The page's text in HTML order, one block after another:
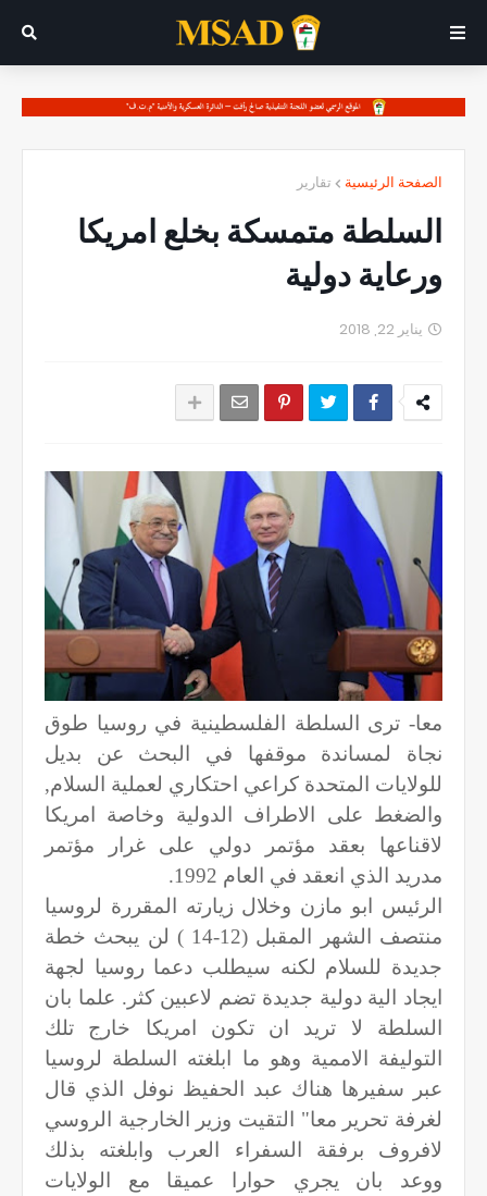
الصفحة الرئيسية تقارير
السلطة متمسكة بخلع امريكا
ورعاية دولية
يناير 22, 2018
معا- ترى السلطة الفلسطينية في روسيا طوق
نجاة لمساندة موقفها في البحث عن بديل
للولايات المتحدة كراعي احتكاري لعملية السلام,
والضغط على الاطراف الدولية وخاصة امريكا
لاقناعها بعقد مؤتمر دولي على غرار مؤتمر
مدريد الذي انعقد في العام 1992.
الرئيس ابو مازن وخلال زيارته المقررة لروسيا
منتصف الشهر المقبل (12-14 ) لن يبحث خطة
جديدة للسلام لكنه سيطلب دعما روسيا لجهة
ايجاد الية دولية جديدة تضم لاعبين كثر. علما بان
السلطة لا تريد ان تكون امريكا خارج تلك
التوليفة الاممية وهو ما ابلغته السلطة لروسيا
عبر سفيرها هناك عبد الحفيظ نوفل الذي قال
لغرفة تحرير معا" التقيت وزير الخارجية الروسي
لافروف برفقة السفراء العرب وابلغته بذلك
ووعد بان يجري حوارا عميقا مع الولايات